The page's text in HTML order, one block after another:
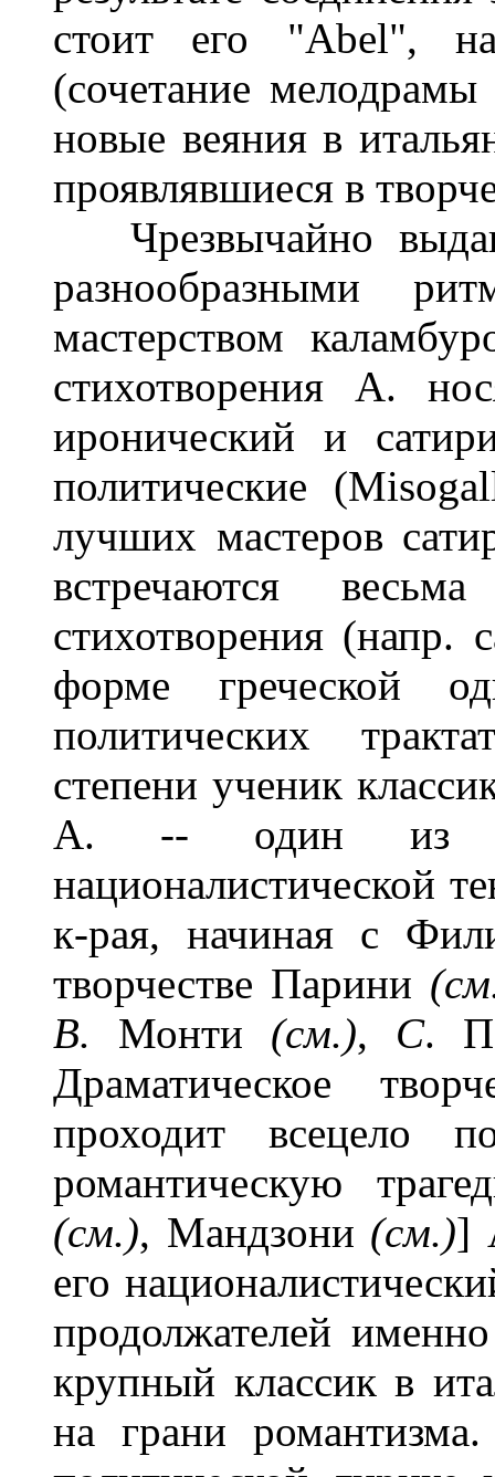
стоит его "Abel",
(сочетание
новые веяния в
проявлявшиеся в
Чрезвычайно
разнообразными
мастерством
стихотворения А.
иронический и
политические
лучших мастеров
встречаются
стихотворения (напр.
форме
политических
степени ученик
А. -- один из
националистической
к-рая, начиная с
творчестве Парини
В. Монти (см.), С.
Драматическое
проходит
романтическую
(см.), Мандзони (см.)]
его
продолжателей
крупный классик в
на грани